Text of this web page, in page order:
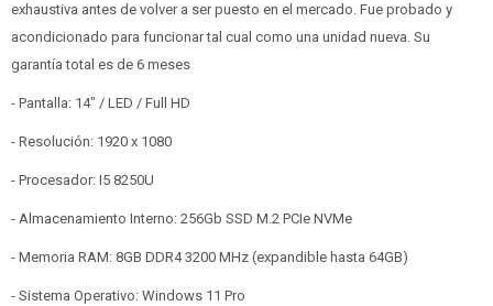
exhaustiva antes de volver a ser puesto en el mercado. Fue probado y
acondicionado para funcionar tal cual como una unidad nueva. Su
garantía total es de 6 meses
- Pantalla: 14" / LED / Full HD
- Resolución: 1920 x 1080
- Procesador: I5 8250U
- Almacenamiento Interno: 256Gb SSD M.2 PCIe NVMe
- Memoria RAM: 8GB DDR4 3200 MHz (expandible hasta 64GB)
- Sistema Operativo: Windows 11 Pro